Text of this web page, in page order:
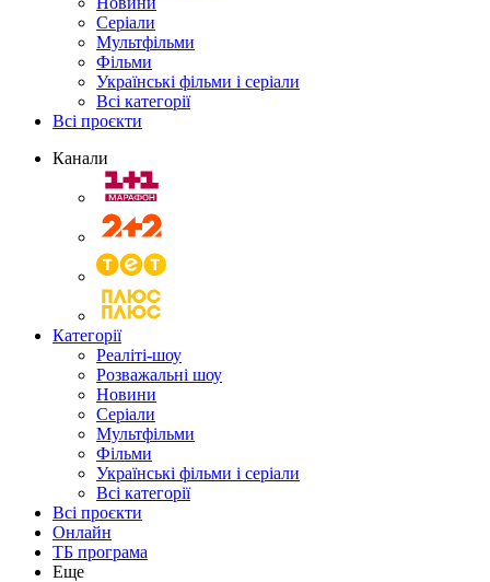
Серіали
Мультфільми
Фільми
Українські фільми і серіали
Всі категорії
Всі проєкти
Канали
Категорії
Реаліті-шоу
Розважальні шоу
Новини
Серіали
Мультфільми
Фільми
Українські фільми і серіали
Всі категорії
Всі проєкти
Онлайн
ТБ програма
Еще